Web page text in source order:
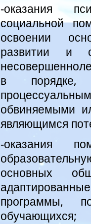
-оказания
социальной
освоении
развитии и
в порядке,
обвиняемыми
являющимся
-оказания
основных
программы,
обучающихся;